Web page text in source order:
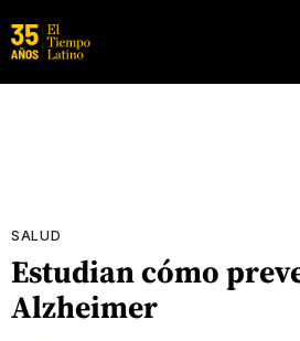
SALUD
Estudian cómo
Alzheimer